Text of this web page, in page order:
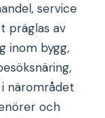
service
präglas av
inom bygg,
närområdet
och